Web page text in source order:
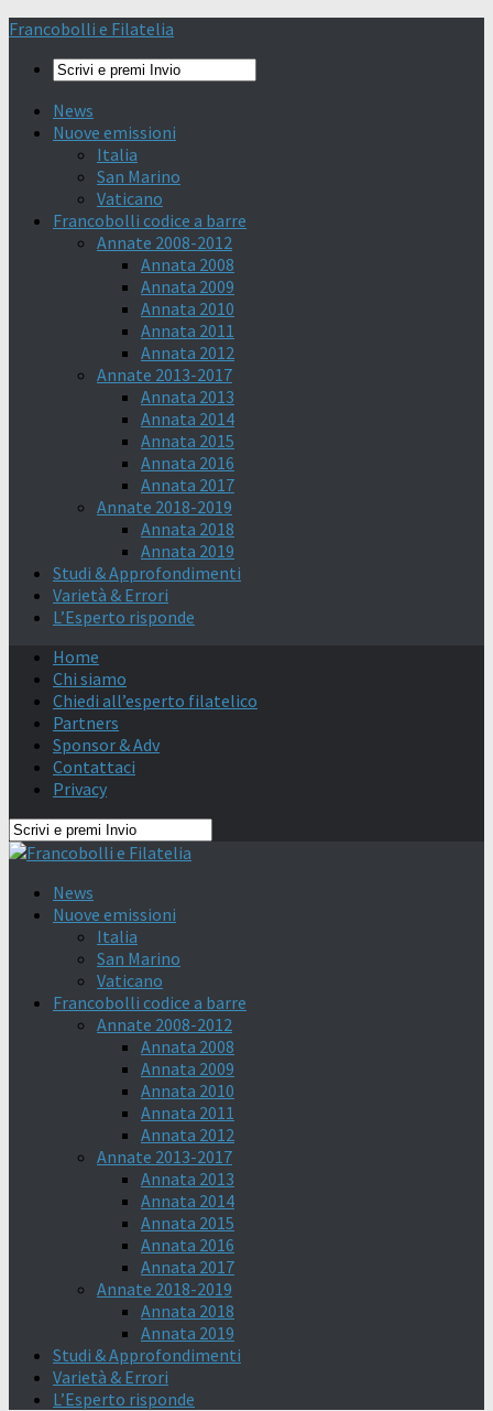
Francobolli e Filatelia
News
Nuove emissioni
Italia
San Marino
Vaticano
Francobolli codice a barre
Annate 2008-2012
Annata 2008
Annata 2009
Annata 2010
Annata 2011
Annata 2012
Annate 2013-2017
Annata 2013
Annata 2014
Annata 2015
Annata 2016
Annata 2017
Annate 2018-2019
Annata 2018
Annata 2019
Studi & Approfondimenti
Varietà & Errori
L’Esperto risponde
Home
Chi siamo
Chiedi all’esperto filatelico
Partners
Sponsor & Adv
Contattaci
Privacy
News
Nuove emissioni
Italia
San Marino
Vaticano
Francobolli codice a barre
Annate 2008-2012
Annata 2008
Annata 2009
Annata 2010
Annata 2011
Annata 2012
Annate 2013-2017
Annata 2013
Annata 2014
Annata 2015
Annata 2016
Annata 2017
Annate 2018-2019
Annata 2018
Annata 2019
Studi & Approfondimenti
Varietà & Errori
L’Esperto risponde